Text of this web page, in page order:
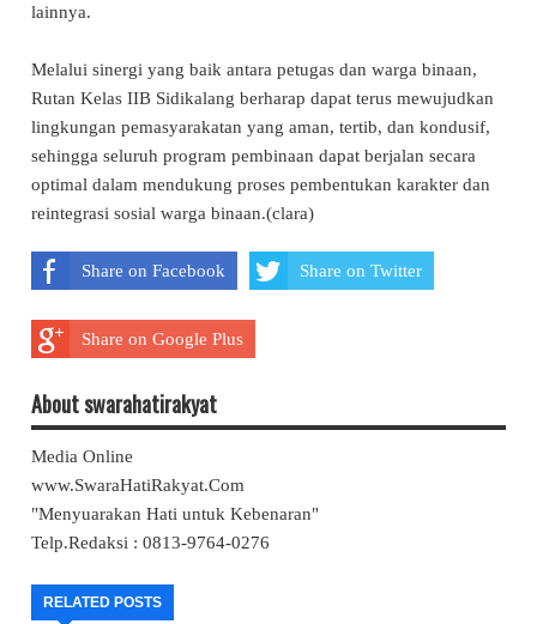
lainnya.
Melalui sinergi yang baik antara petugas dan warga binaan,
Rutan Kelas IIB Sidikalang berharap dapat terus mewujudkan
lingkungan pemasyarakatan yang aman, tertib, dan kondusif,
sehingga seluruh program pembinaan dapat berjalan secara
optimal dalam mendukung proses pembentukan karakter dan
reintegrasi sosial warga binaan.(clara)
Share on Facebook Share on Twitter
Share on Google Plus
About swarahatirakyat
Media Online
www.SwaraHatiRakyat.Com
"Menyuarakan Hati untuk Kebenaran"
Telp.Redaksi : 0813-9764-0276
RELATED POSTS